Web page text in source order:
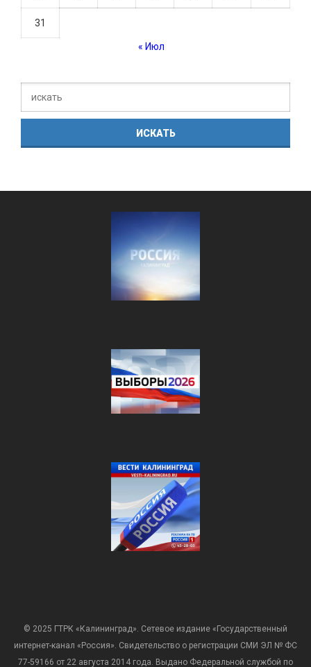
31
« Июл
© 2025 ГТРК «Калининград». Сетевое издание «Государственный
интернет-канал «Россия». Свидетельство о регистрации СМИ ЭЛ № ФС
77-59166 от 22 августа 2014 года. Выдано Федеральной службой по